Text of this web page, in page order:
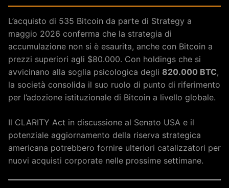
L’acquisto di 535 Bitcoin da parte di Strategy a
maggio 2026 conferma che la strategia di
accumulazione non si è esaurita, anche con Bitcoin a
prezzi superiori agli $80.000. Con holdings che si
avvicinano alla soglia psicologica degli 820.000 BTC,
la società consolida il suo ruolo di punto di riferimento
per l’adozione istituzionale di Bitcoin a livello globale.
Il CLARITY Act in discussione al Senato USA e il
potenziale aggiornamento della riserva strategica
americana potrebbero fornire ulteriori catalizzatori per
nuovi acquisti corporate nelle prossime settimane.